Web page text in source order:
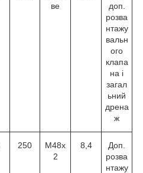
ве
доп.
розва
нтажу
вальн
ого
клапа
на і
загал
ьний
дрена
ж
250
М48х
2
8,4
Доп.
розва
нтажу